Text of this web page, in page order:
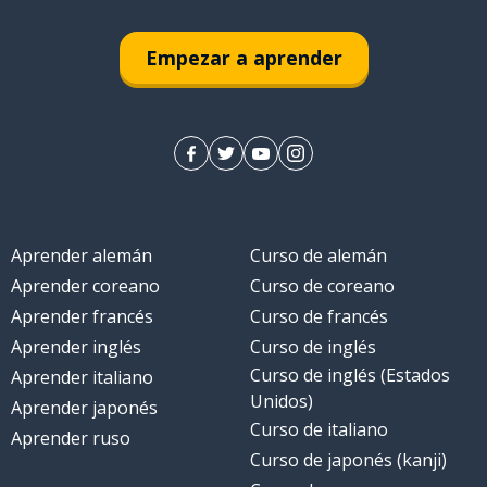
Empezar a aprender
Aprender alemán
Aprender coreano
Aprender francés
Aprender inglés
Aprender italiano
Aprender japonés
Aprender ruso
Curso de alemán
Curso de coreano
Curso de francés
Curso de inglés
Curso de inglés (Estados
Unidos)
Curso de italiano
Curso de japonés (kanji)